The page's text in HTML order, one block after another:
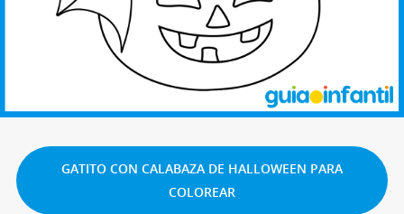
GATITO CON CALABAZA DE HALLOWEEN PARA
COLOREAR